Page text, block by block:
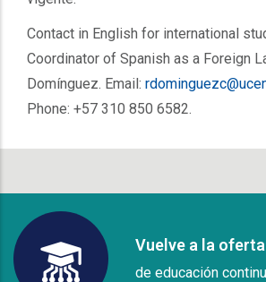
Contact in English for international
Coordinator of Spanish as a Foreign
Domínguez. Email:
Phone: +57 310 850 6582.
Vuelve a la
de educación